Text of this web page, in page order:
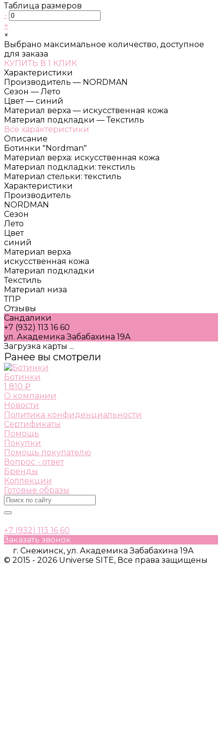
Таблица размеров
-
+
×
Выбрано максимальное количество, доступное
для заказа
КУПИТЬ В 1 КЛИК
Характеристики
Производитель — NORDMAN
Сезон — Лето
Цвет — синий
Материал верха — искусственная кожа
Материал подкладки — Текстиль
Все характеристики
Описание
Ботинки "Nordman"
Материал верха: искусственная кожа
Материал подкладки: текстиль
Материал стельки: текстиль
Характеристики
Производитель
NORDMAN
Сезон
Лето
Цвет
синий
Материал верха
искусственная кожа
Материал подкладки
Текстиль
Материал низа
ТПР
Отзывы
Сандалики
+7 (932) 113 16 60
ул. Академика Забабахина 19А
Загрузка карты ...
Ранее вы смотрели
Ботинки
1 810 ₽
О компании
Новости
Политика конфиденциальности
Сертификаты
Помощь
Покупки
Помощь покупателю
Вопрос - ответ
Бренды
Коллекции
Готовые образы
+7 (932) 113 16 60
Заказать звонок
г. Снежинск, ул. Академика Забабахина 19А
© 2015 - 2026 Universe SITE, Все права защищены